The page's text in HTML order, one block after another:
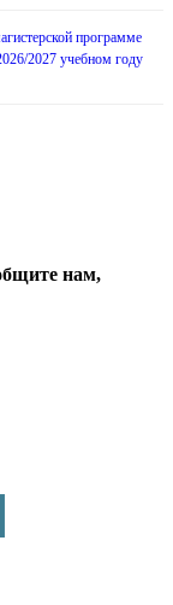
программе
2027 учебном году
нам,